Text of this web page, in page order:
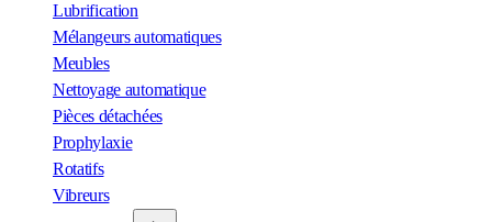
Lubrification
Mélangeurs automatiques
Meubles
Nettoyage automatique
Pièces détachées
Prophylaxie
Rotatifs
Vibreurs